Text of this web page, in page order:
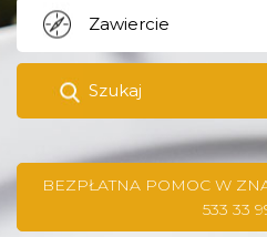
Szukaj
BEZPŁATNA POMOC W
533 33